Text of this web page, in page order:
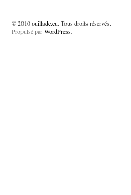
© 2010ouillade.eu. Tous droits réservés.
Propulsé parWordPress.